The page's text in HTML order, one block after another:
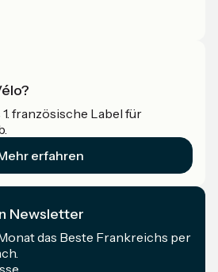
1. französische Label für
erfahren
Newsletter
das Beste Frankreichs per